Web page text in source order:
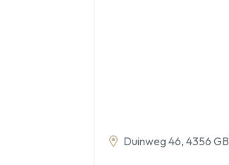
Duinweg 46, 4356 GB